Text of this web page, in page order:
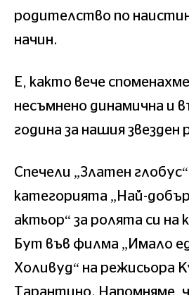
родителство по
начин.
Е, както вече
несъмнено динамична и
година за нашия звезден
Спечели „Златен глобус“
категорията „Най-
актьор“ за ролята си на
Бут във филма „Имало
Холивуд“ на режисьора
Тарантино. Напомняме,